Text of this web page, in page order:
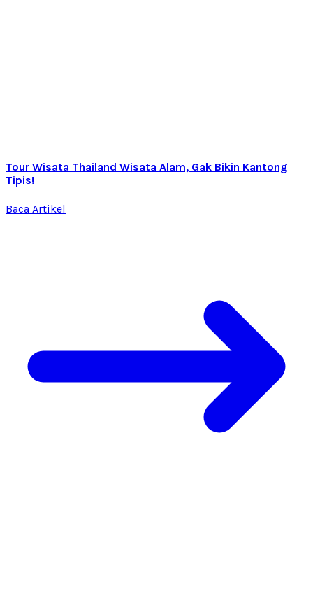
Tour Wisata Thailand Wisata Alam, Gak Bikin Kantong
Tipis!
Baca Artikel